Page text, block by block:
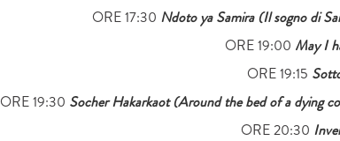
ORE 17:30 Ndoto ya Samira (Il sogno di
ORE 19:00 May I
ORE 19:15
ORE 19:30 Socher Hakarkaot (Around the bed of a dying
ORE 20:30